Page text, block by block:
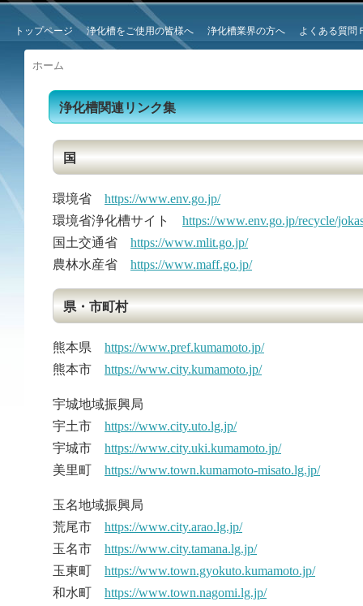
トップページ 浄化槽をご使用の皆様へ 浄化槽業界の方へ よくある質問
ホーム
浄化槽関連リンク集
国
環境省 https://www.env.go.jp/
環境省浄化槽サイト https://www.env.go.jp/recycle/
国土交通省 https://www.mlit.go.jp/
農林水産省 https://www.maff.go.jp/
県・市町村
熊本県 https://www.pref.kumamoto.jp/
熊本市 https://www.city.kumamoto.jp/
宇城地域振興局
宇土市 https://www.city.uto.lg.jp/
宇城市 https://www.city.uki.kumamoto.jp/
美里町 https://www.town.kumamoto-misato.lg.jp/
玉名地域振興局
荒尾市 https://www.city.arao.lg.jp/
玉名市 https://www.city.tamana.lg.jp/
玉東町 https://www.town.gyokuto.kumamoto.jp/
和水町 https://www.town.nagomi.lg.jp/